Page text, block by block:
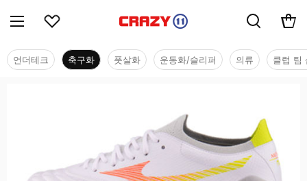
언더테크 축구화 풋살화 운동화/슬리퍼 의류 클럽 팀